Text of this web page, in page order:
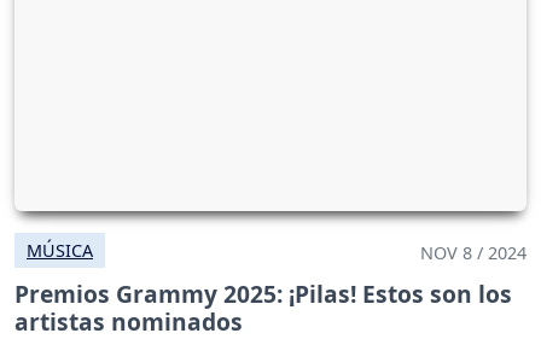
MÚSICA NOV 8 / 2024
Premios Grammy 2025: ¡Pilas! Estos son los
artistas nominados